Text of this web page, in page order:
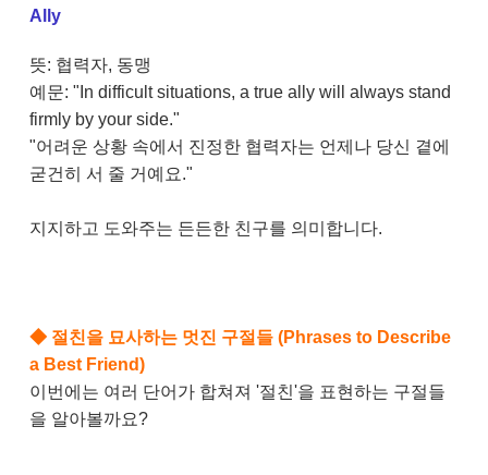
Ally
뜻: 협력자, 동맹
예문: "In difficult situations, a true ally will always stand
firmly by your side."
"어려운 상황 속에서 진정한 협력자는 언제나 당신 곁에
굳건히 서 줄 거예요."
지지하고 도와주는 든든한 친구를 의미합니다.
◆ ​절친을 묘사하는 멋진 구절들 (Phrases to Describe
a Best Friend)
이번에는 여러 단어가 합쳐져 '절친'을 표현하는 구절들
을 알아볼까요?